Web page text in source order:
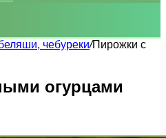
чебуреки/Пирожки с
огурцами